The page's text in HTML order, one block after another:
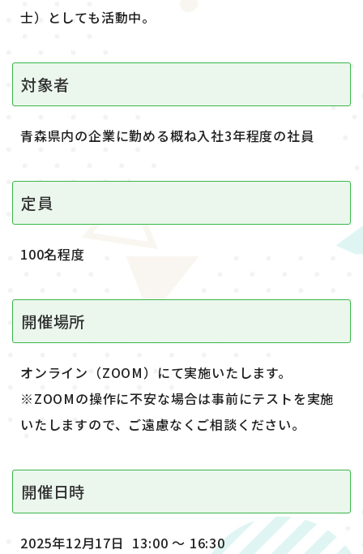
士）としても活動中。
対象者
青森県内の企業に勤める概ね入社3年程度の社員
定員
100名程度
開催場所
オンライン（ZOOM）にて実施いたします。
※ZOOMの操作に不安な場合は事前にテストを実施
いたしますので、ご遠慮なくご相談ください。
開催日時
2025年12月17日 13:00 ～ 16:30